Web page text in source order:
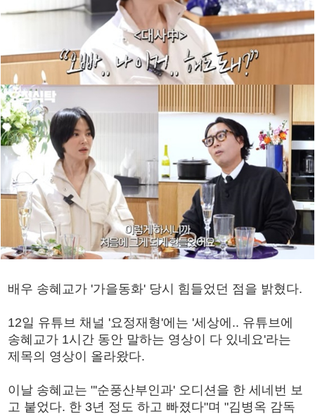
배우 송혜교가 '가을동화' 당시 힘들었던 점을 밝혔다.
12일 유튜브 채널 '요정재형'에는 '세상에.. 유튜브에
송혜교가 1시간 동안 말하는 영상이 다 있네요'라는
제목의 영상이 올라왔다.
이날 송혜교는 "'순풍산부인과' 오디션을 한 세네번 보
고 붙었다. 한 3년 정도 하고 빠졌다"며 "김병옥 감독